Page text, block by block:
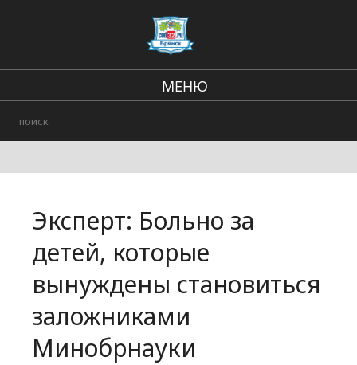
МЕНЮ
Городские события
Эксперт: Больно за
детей, которые
вынуждены становиться
заложниками
Минобрнауки